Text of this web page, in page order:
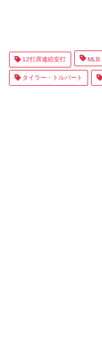
12打席連続安打 MLB
タイラー・トルバート